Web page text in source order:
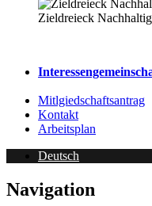
Zieldreieck
Mitlgiedschaftsantrag
Kontakt
Arbeitsplan
Deutsch
Navigation